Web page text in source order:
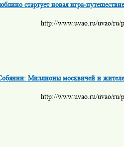
стартует новая игра-
http://www.uvao.ru/uvao/ru/
Миллионы москвичей и
http://www.uvao.ru/uvao/ru/